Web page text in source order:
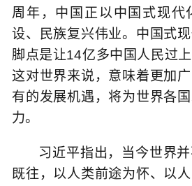
周年，中国正以中国式现代
设、民族复兴伟业。中国式
脚点是让14亿多中国人民过上
这对世界来说，意味着更加
有的发展机遇，将为世界各
力。
习近平指出，当今世界
既往，以人类前途为怀、以